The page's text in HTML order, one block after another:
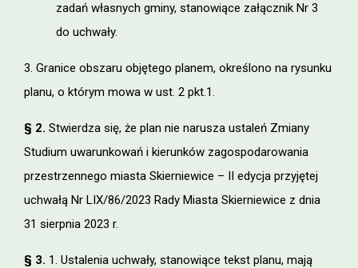
zadań własnych gminy, stanowiące załącznik Nr 3
do uchwały.
3. Granice obszaru objętego planem, określono na rysunku
planu, o którym mowa w ust. 2 pkt.1.
§ 2. Stwierdza się, że plan nie narusza ustaleń Zmiany
Studium uwarunkowań i kierunków zagospodarowania
przestrzennego miasta Skierniewice – II edycja przyjętej
uchwałą Nr LIX/86/2023 Rady Miasta Skierniewice z dnia
31 sierpnia 2023 r.
§ 3. 1. Ustalenia uchwały, stanowiące tekst planu, mają